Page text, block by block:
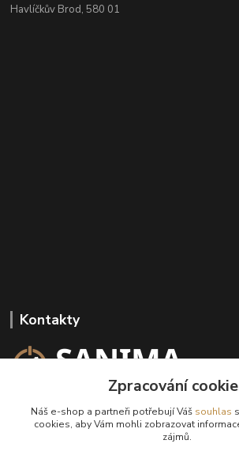
Havlíčkův Brod, 580 01
Kontakty
+420 602 647 136
(Po-Pá, 9-18 hod.)
Zpracování
Náš e-shop a partneři potřebují Váš souhlas
cookies, aby Vám mohli zobrazovat
zájmů.